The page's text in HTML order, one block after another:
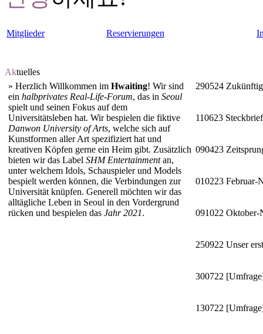
Mitglieder Reservierungen
Aktuelles
» Herzlich Willkommen im Hwaiting! Wir sind
ein halbprivates Real-Life-Forum, das in Seoul
spielt und seinen Fokus auf dem
Universitätsleben hat. Wir bespielen die fiktive
Danwon University of Arts, welche sich auf
Kunstformen aller Art spezifiziert hat und
kreativen Köpfen gerne ein Heim gibt. Zusätzlich
bieten wir das Label SHM Entertainmentan,
unter welchem Idols, Schauspieler und Models
bespielt werden können, die Verbindungen zur
Universität knüpfen. Generell möchten wir das
alltägliche Leben in Seoul in den Vordergrund
rücken und bespielen das Jahr 2021.
290524
110623
090423
010223 Februar-
091022
250922 Unser
300722
130722